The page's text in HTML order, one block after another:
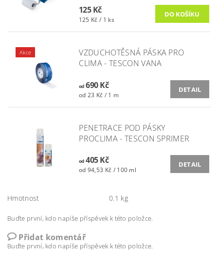
125 Kč
125 Kč / 1 ks
Akce
VZDUCHOTĚSNÁ PÁSKA PRO
CLIMA - TESCON VANA
od690 Kč
od 23 Kč / 1 m
DETAIL
PENETRACE POD PÁSKY
PROCLIMA - TESCON SPRIMER
od405 Kč
od 94,53 Kč / 100 ml
DETAIL
Hmotnost 0.1 kg
Buďte první, kdo napíše příspěvek k této položce.
Přidat komentář
Buďte první, kdo napíše příspěvek k této položce.